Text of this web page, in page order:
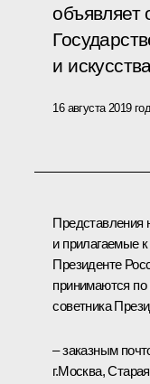
объявляет
и
16 августа 2019
Представления
и прилагаемые
Президенте
принимаются по
советника
– заказным
г.Москва,